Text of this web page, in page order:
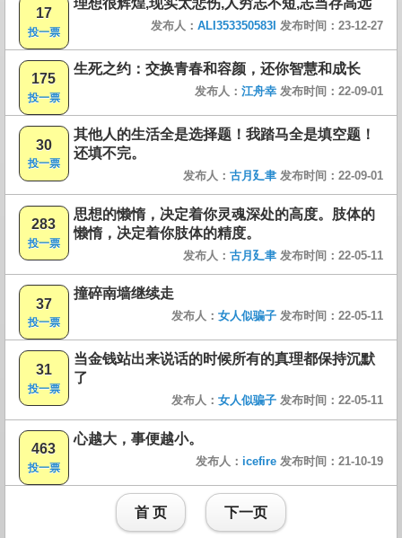
17
投一票
发布人： ALI353350583I 发布时间：23-12-27
175
投一票
生死之约：交换青春和容颜，还你智慧和成长
发布人： 江舟幸 发布时间：22-09-01
30
投一票
其他人的生活全是选择题！我踏马全是填空题！
还填不完。
发布人： 古月廴聿 发布时间：22-09-01
283
投一票
思想的懒惰，决定着你灵魂深处的高度。肢体的
懒惰，决定着你肢体的精度。
发布人： 古月廴聿 发布时间：22-05-11
37
投一票
撞碎南墙继续走
发布人： 女人似骗子 发布时间：22-05-11
31
投一票
当金钱站出来说话的时候所有的真理都保持沉默
了
发布人： 女人似骗子 发布时间：22-05-11
463
投一票
心越大，事便越小。
发布人： icefire 发布时间：21-10-19
首 页 下一页